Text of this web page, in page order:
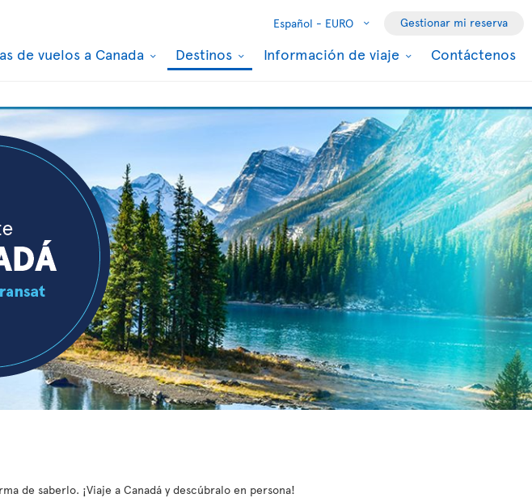
Español - EURO Gestionar mi reserva
de vuelos a Canada Destinos Información de viaje Contáctenos
de saberlo. ¡Viaje a Canadá y descúbralo en persona!